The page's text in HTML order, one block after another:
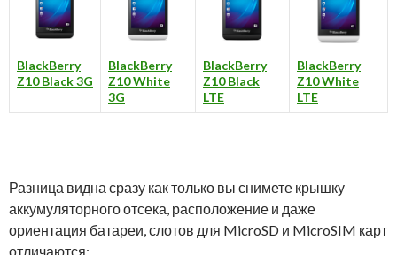
BlackBerry
Z10 Black 3G
BlackBerry
Z10 White
3G
BlackBerry
Z10 Black
LTE
BlackBerry
Z10 White
LTE
Разница видна сразу как только вы снимете крышку
аккумуляторного отсека, расположение и даже
ориентация батареи, слотов для MicroSD и MicroSIM карт
отличаются: